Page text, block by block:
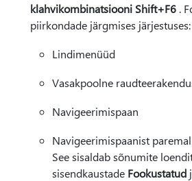
klahvikombinatsiooni Shift+F6 .
piirkondade järgmises järjestuses:
Lindimenüüd
Vasakpoolne
Navigeerimispaan
Navigeerimispaanist
See sisaldab sõnumite
sisendkaustade Fookustatud